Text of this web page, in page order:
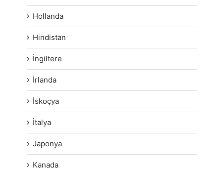
Hollanda
Hindistan
İngiltere
İrlanda
İskoçya
İtalya
Japonya
Kanada